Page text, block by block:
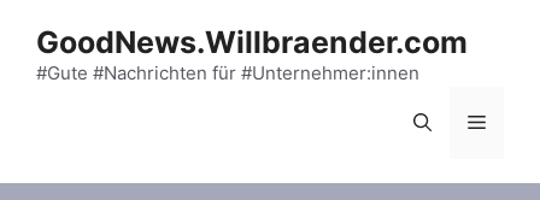
content
GoodNews.Willbraender.com
#Gute #Nachrichten für #Unternehmer:innen
Menu